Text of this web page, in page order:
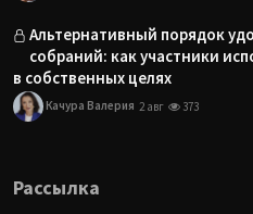
Альтернативный порядок
собраний: как участники
в собственных целях
Качура Валерия 2 авг 373
Рассылка